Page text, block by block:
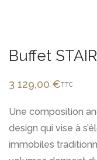
Buffet
3 129,00 €TTC
Une composition
design qui vise à
immobiles